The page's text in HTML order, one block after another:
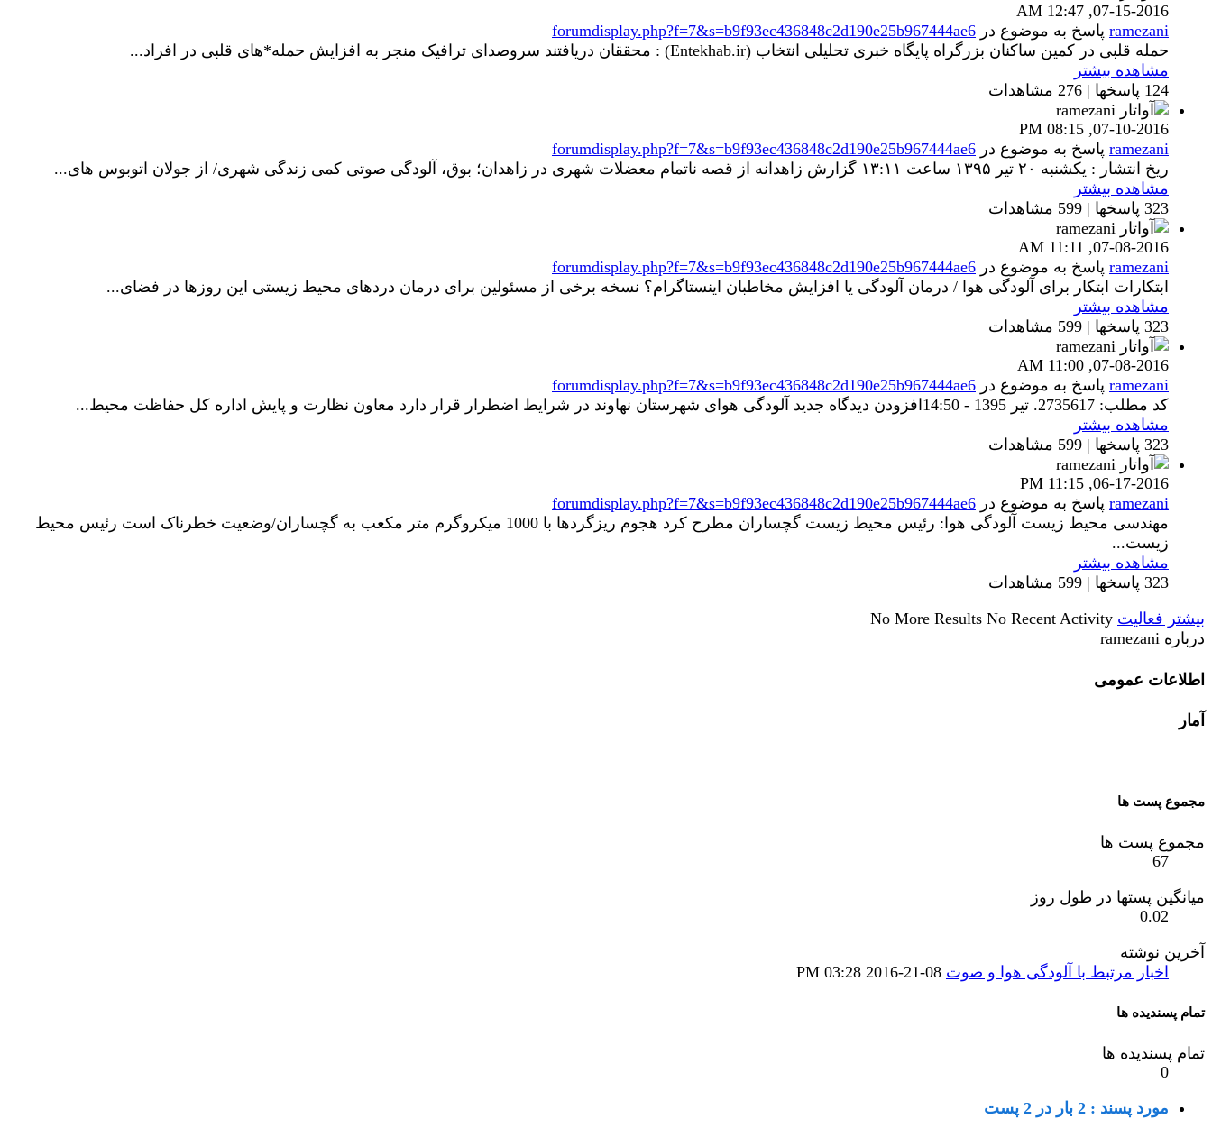
07-15-2016,
12:47 AM
ramezani پاسخ به موضوع در forumdisplay.php?f=7&s=b9f93ec436848c2d190e25b967444ae6
حمله قلبی در کمین ساکنان بزرگراه پایگاه خبری تحلیلی انتخاب (Entekhab.ir) : محققان دریافتند سروصدای ترافیک منجر به افزایش حمله*های قلبی در افراد...
مشاهده بیشتر
124 پاسخها | 276 مشاهدات
07-10-2016,
08:15 PM
ramezani پاسخ به موضوع در forumdisplay.php?f=7&s=b9f93ec436848c2d190e25b967444ae6
ریخ انتشار : يکشنبه ۲۰ تير ۱۳۹۵ ساعت ۱۳:۱۱ گزارش زاهدانه از قصه ناتمام معضلات شهری در زاهدان؛ بوق، آلودگی صوتی کمی زندگی شهری/ از جولان اتوبوس های...
مشاهده بیشتر
323 پاسخها | 599 مشاهدات
07-08-2016,
11:11 AM
ramezani پاسخ به موضوع در forumdisplay.php?f=7&s=b9f93ec436848c2d190e25b967444ae6
ابتکارات ابتکار برای آلودگی هوا / درمان آلودگی یا افزایش مخاطبان اینستاگرام؟ نسخه برخی از مسئولین برای درمان دردهای محیط زیستی این روزها در فضای...
مشاهده بیشتر
323 پاسخها | 599 مشاهدات
07-08-2016,
11:00 AM
ramezani پاسخ به موضوع در forumdisplay.php?f=7&s=b9f93ec436848c2d190e25b967444ae6
کد مطلب: 2735617. تير 1395 - 14:50افزودن دیدگاه جدید آلودگی هوای شهرستان نهاوند در شرایط اضطرار قرار دارد معاون نظارت و پایش اداره کل حفاظت محیط...
مشاهده بیشتر
323 پاسخها | 599 مشاهدات
06-17-2016,
11:15 PM
ramezani پاسخ به موضوع در forumdisplay.php?f=7&s=b9f93ec436848c2d190e25b967444ae6
مهندسی محیط زیست آلودگی هوا: رئیس محیط زیست گچساران مطرح کرد هجوم ریزگردها با 1000 میکروگرم متر مکعب به گچساران/وضعیت خطرناک است رئیس محیط
زیست...
مشاهده بیشتر
323 پاسخها | 599 مشاهدات
بیشتر فعالیت
No More Results No Recent Activity
درباره ramezani
اطلاعات عمومی
آمار
مجموع پست ها
مجموع پست ها
67
میانگین پستها در طول روز
0.02
آخرين نوشته
اخبار مرتبط با آلودگی هوا و صوت
03:28 PM
تمام پسندیده ها
تمام پسندیده ها
0
مورد پسند : 2 بار در 2 پست